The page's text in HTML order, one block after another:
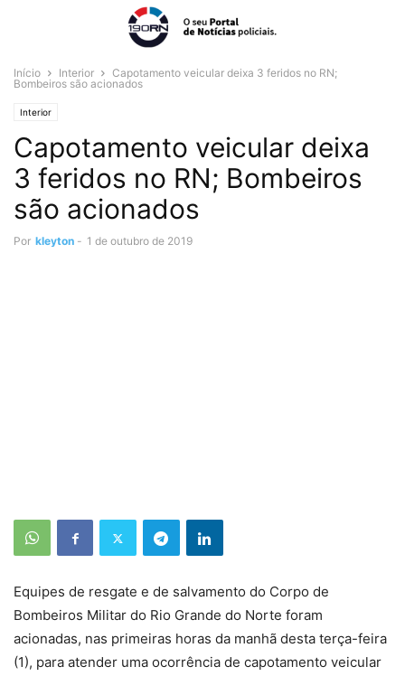
Início Interior
Capotamento veicular deixa 3 feridos no RN;
Bombeiros são acionados
Interior
Capotamento veicular deixa
3 feridos no RN; Bombeiros
são acionados
Por kleyton - 1 de outubro de 2019
Equipes de resgate e de salvamento do Corpo de
Bombeiros Militar do Rio Grande do Norte foram
acionadas, nas primeiras horas da manhã desta terça-feira
(1), para atender uma ocorrência de capotamento veicular